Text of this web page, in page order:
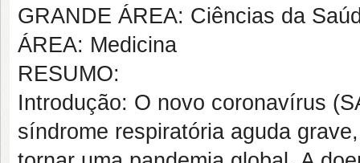
GRANDE ÁREA: Ciências da
ÁREA: Medicina
RESUMO:
Introdução: O novo coronavírus
síndrome respiratória aguda